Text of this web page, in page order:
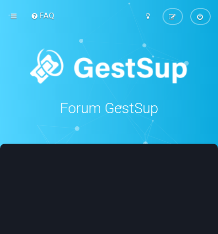
FAQ
Forum GestSup